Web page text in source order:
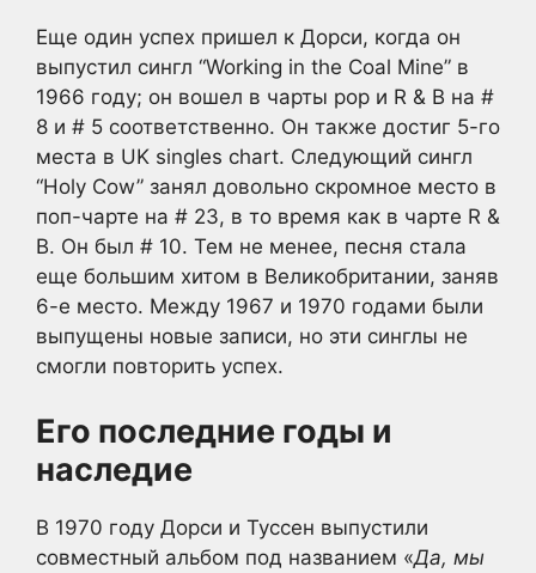
Еще один успех пришел к Дорси, когда он
выпустил сингл “Working in the Coal Mine” в
1966 году; он вошел в чарты pop и R & B на #
8 и # 5 соответственно. Он также достиг 5-го
места в UK singles chart. Следующий сингл
“Holy Cow” занял довольно скромное место в
поп-чарте на # 23, в то время как в чарте R &
B. Он был # 10. Тем не менее, песня стала
еще большим хитом в Великобритании, заняв
6-е место. Между 1967 и 1970 годами были
выпущены новые записи, но эти синглы не
смогли повторить успех.
Его последние годы и
наследие
В 1970 году Дорси и Туссен выпустили
совместный альбом под названием «Да, мы